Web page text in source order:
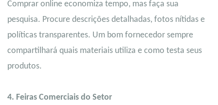
Comprar online economiza tempo, mas faça sua
pesquisa. Procure descrições detalhadas, fotos nítidas e
políticas transparentes. Um bom fornecedor sempre
compartilhará quais materiais utiliza e como testa seus
produtos.
4. Feiras Comerciais do Setor